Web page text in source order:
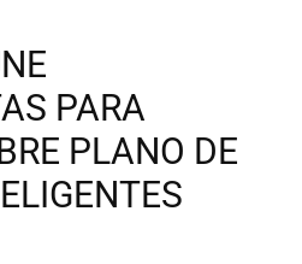
PARA
PLANO DE